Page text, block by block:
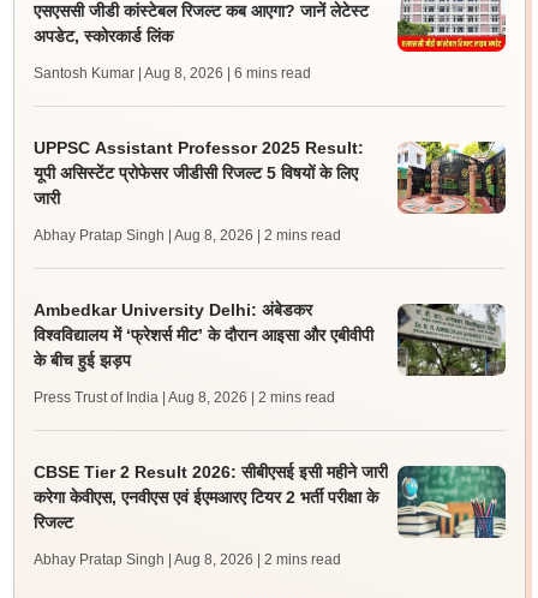
एसएससी जीडी कांस्टेबल रिजल्ट कब आएगा? जानें लेटेस्ट
अपडेट, स्कोरकार्ड लिंक
Santosh Kumar | Aug 8, 2026 | 6 mins read
UPPSC Assistant Professor 2025 Result:
यूपी असिस्टेंट प्रोफेसर जीडीसी रिजल्ट 5 विषयों के लिए
जारी
Abhay Pratap Singh | Aug 8, 2026 | 2 mins read
Ambedkar University Delhi: अंबेडकर
विश्वविद्यालय में ‘फ्रेशर्स मीट’ के दौरान आइसा और एबीवीपी
के बीच हुई झड़प
Press Trust of India | Aug 8, 2026 | 2 mins read
CBSE Tier 2 Result 2026: सीबीएसई इसी महीने जारी
करेगा केवीएस, एनवीएस एवं ईएमआरए टियर 2 भर्ती परीक्षा के
रिजल्ट
Abhay Pratap Singh | Aug 8, 2026 | 2 mins read